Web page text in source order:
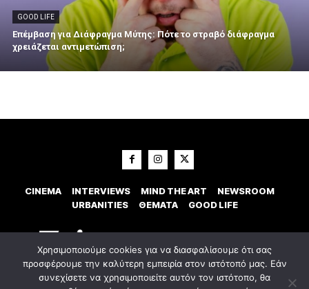
GOOD LIFE
Επέμβαση για Διάφραγμα Μύτης: Πότε το στραβό διάφραγμα
χρειάζεται αντιμετώπιση;
CINEMA INTERVIEWS MIND THE ART
NEWSROOM
URBANITIES
ΘΕΜΑΤΑ GOOD LIFE
Χρησιμοποιούμε cookies για να διασφαλίσουμε ότι σας
προσφέρουμε την καλύτερη εμπειρία στον ιστότοπό μας. Εάν
συνεχίσετε να χρησιμοποιείτε αυτόν τον ιστότοπο, θα